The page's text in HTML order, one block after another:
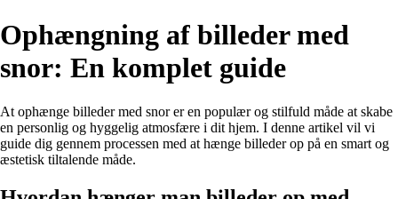
Ophængning af billeder med
snor: En komplet guide
At ophænge billeder med snor er en populær og stilfuld måde at skabe
en personlig og hyggelig atmosfære i dit hjem. I denne artikel vil vi
guide dig gennem processen med at hænge billeder op på en smart og
æstetisk tiltalende måde.